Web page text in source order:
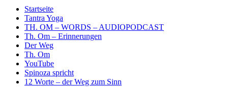
Startseite
Tantra Yoga
TH. OM – WORDS – AUDIOPODCAST
Th. Om – Erinnerungen
Der Weg
Th. Om
YouTube
Spinoza spricht
12 Worte – der Weg zum Sinn